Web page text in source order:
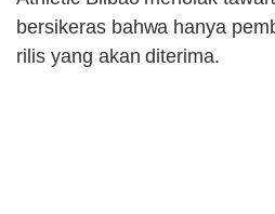
bersikeras bahwa hanya
rilis yang akan diterima.